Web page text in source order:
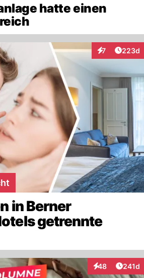
hatte einen
7
Interaktionen
223d
in Berner
getrennte
48
Interaktionen
241d